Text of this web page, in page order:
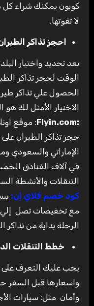
لا تفوتها.
احجز تذاكر
بعد تحديد واختيار
الوقت لحجز تذاكر
الحصول علي تذاكر
الاختيار الأمثل لك
:Flyin.com
: موقع
حجز تذاكر الطيران
الإماراتي والسعودي
في آلاف الفنادق
التنقلات والأنشطة
كود خصم فلاي إن:
الرحلة بداية من تذاكر
خطط التنقلات
يجب عليك التعرف على
واسعارها قبل السفر
وأمان مثل: سيارات